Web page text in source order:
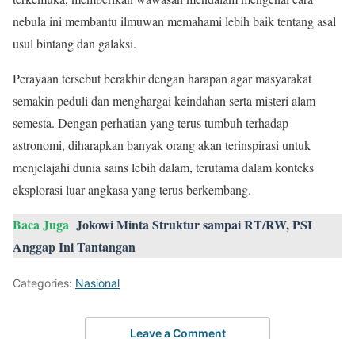
nebula ini membantu ilmuwan memahami lebih baik tentang asal
usul bintang dan galaksi.
Perayaan tersebut berakhir dengan harapan agar masyarakat
semakin peduli dan menghargai keindahan serta misteri alam
semesta. Dengan perhatian yang terus tumbuh terhadap
astronomi, diharapkan banyak orang akan terinspirasi untuk
menjelajahi dunia sains lebih dalam, terutama dalam konteks
eksplorasi luar angkasa yang terus berkembang.
Baca Juga Jokowi Minta Struktur sampai RT/RW, PSI
Anggap Ini Tantangan
Categories: Nasional
Leave a Comment